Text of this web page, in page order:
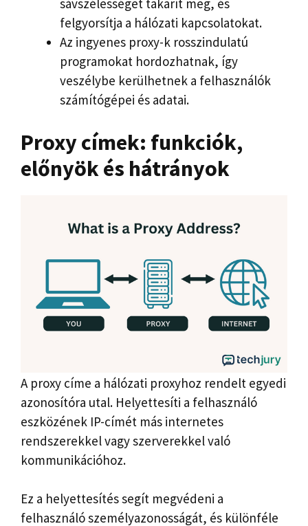
sávszélességet takarít meg, és
felgyorsítja a hálózati kapcsolatokat.
Az ingyenes proxy-k rosszindulatú
programokat hordozhatnak, így
veszélybe kerülhetnek a felhasználók
számítógépei és adatai.
Proxy címek: funkciók,
előnyök és hátrányok
A proxy címe a hálózati proxyhoz rendelt egyedi
azonosítóra utal. Helyettesíti a felhasználó
eszközének IP-címét más internetes
rendszerekkel vagy szerverekkel való
kommunikációhoz.
Ez a helyettesítés segít megvédeni a
felhasználó személyazonosságát, és különféle